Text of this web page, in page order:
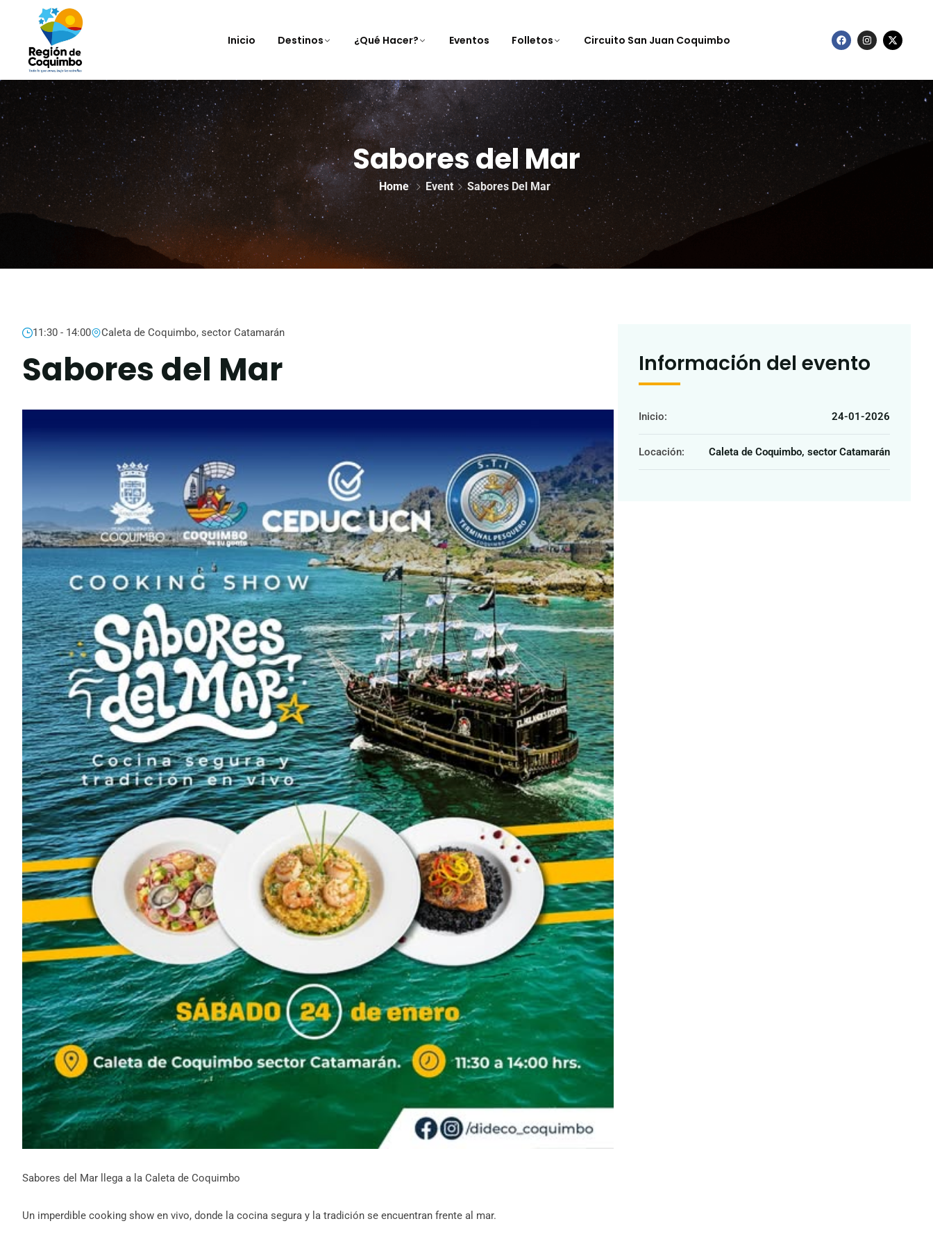
Inicio Destinos ¿Qué Hacer? Eventos Folletos Circuito San Juan Coquimbo
Sabores del Mar
Home Event Sabores Del Mar
11:30 - 14:00 Caleta de Coquimbo, sector Catamarán
Sabores del Mar
Sabores del Mar llega a la Caleta de Coquimbo
Un imperdible cooking show en vivo, donde la cocina segura y la tradición se encuentran frente al mar.
Información del evento
Inicio: 24-01-2026
Locación: Caleta de Coquimbo, sector Catamarán